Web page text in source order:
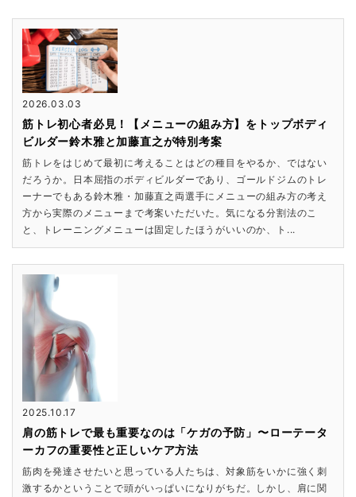
2026.03.03
筋トレ初心者必見！【メニューの組み方】をトップボディ
ビルダー鈴木雅と加藤直之が特別考案
筋トレをはじめて最初に考えることはどの種目をやるか、ではない
だろうか。日本屈指のボディビルダーであり、ゴールドジムのトレ
ーナーでもある鈴木雅・加藤直之両選手にメニューの組み方の考え
方から実際のメニューまで考案いただいた。気になる分割法のこ
と、トレーニングメニューは固定したほうがいいのか、ト...
2025.10.17
肩の筋トレで最も重要なのは「ケガの予防」〜ローテータ
ーカフの重要性と正しいケア方法
筋肉を発達させたいと思っている人たちは、対象筋をいかに強く刺
激するかということで頭がいっぱいになりがちだ。しかし、肩に関